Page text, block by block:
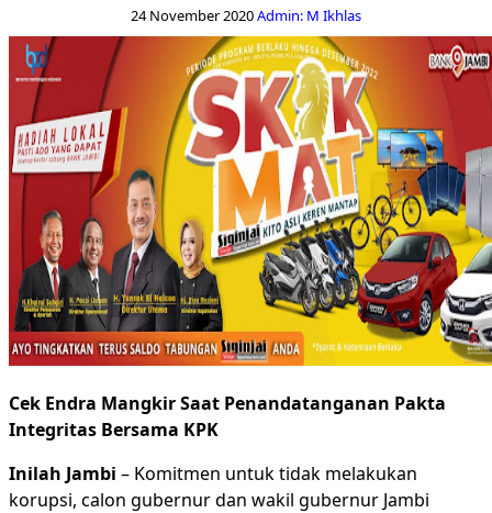
24 November 2020Admin: M Ikhlas
Cek Endra Mangkir Saat Penandatanganan Pakta
Integritas Bersama KPK
Inilah Jambi – Komitmen untuk tidak melakukan
korupsi, calon gubernur dan wakil gubernur Jambi